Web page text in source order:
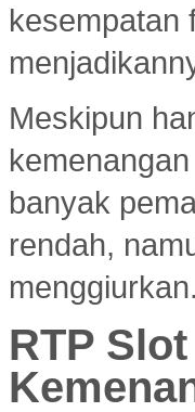
kesempatan
Meskipun
banyak
rendah,
menggiurkan.
RTP